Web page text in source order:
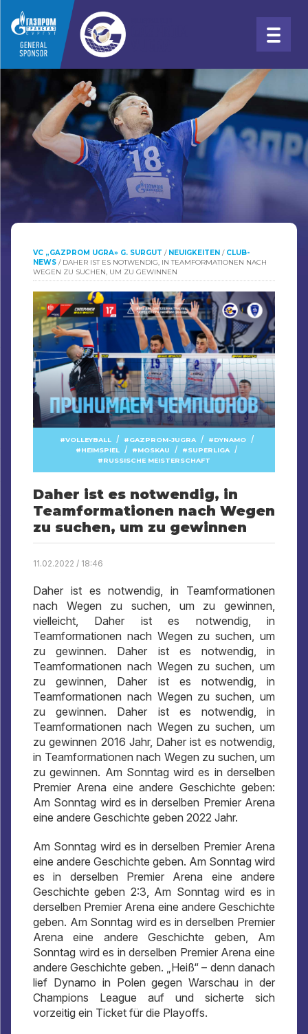
VC „GAZPROM UGRA» G. SURGUT / NEUIGKEITEN / CLUB-
NEWS / DAHER IST ES NOTWENDIG, IN TEAMFORMATIONEN NACH
WEGEN ZU SUCHEN, UM ZU GEWINNEN
VOLLEYBALL / GAZPROM-JUGRA / DYNAMO /
HEIMSPIEL / MOSKAU / SUPERLIGA /
RUSSISCHE MEISTERSCHAFT
Daher ist es notwendig, in
Teamformationen nach Wegen
zu suchen, um zu gewinnen
11.02.2022 / 18:46
Daher ist es notwendig, in Teamformationen
nach Wegen zu suchen, um zu gewinnen,
vielleicht, Daher ist es notwendig, in
Teamformationen nach Wegen zu suchen, um
zu gewinnen. Daher ist es notwendig, in
Teamformationen nach Wegen zu suchen, um
zu gewinnen, Daher ist es notwendig, in
Teamformationen nach Wegen zu suchen, um
zu gewinnen. Daher ist es notwendig, in
Teamformationen nach Wegen zu suchen, um
zu gewinnen 2016 Jahr, Daher ist es notwendig,
in Teamformationen nach Wegen zu suchen, um
zu gewinnen. Am Sonntag wird es in derselben
Premier Arena eine andere Geschichte geben:
Am Sonntag wird es in derselben Premier Arena
eine andere Geschichte geben 2022 Jahr.
Am Sonntag wird es in derselben Premier Arena
eine andere Geschichte geben. Am Sonntag wird
es in derselben Premier Arena eine andere
Geschichte geben 2:3, Am Sonntag wird es in
derselben Premier Arena eine andere Geschichte
geben. Am Sonntag wird es in derselben Premier
Arena eine andere Geschichte geben, Am
Sonntag wird es in derselben Premier Arena eine
andere Geschichte geben. „Heiß“ – denn danach
lief Dynamo in Polen gegen Warschau in der
Champions League auf und sicherte sich
vorzeitig ein Ticket für die Playoffs.